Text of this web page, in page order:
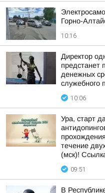
Горно-
10:16
Директор
предстанет
денежных
служебного
10:06
Ура, старт
течение
(мск)!
09:51
В